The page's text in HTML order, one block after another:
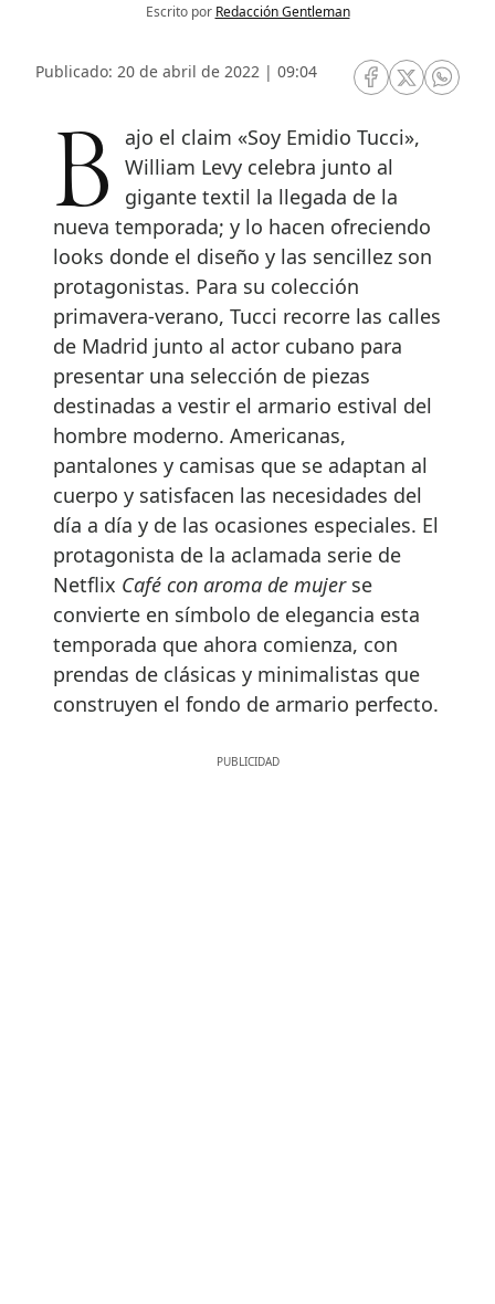
Escrito por Redacción Gentleman
Publicado: 20 de abril de 2022 | 09:04
RRSS Facebook
RRSSRRSS
Bajo el claim «Soy Emidio Tucci»,
William Levy celebra junto al
gigante textil la llegada de la
nueva temporada; y lo hacen ofreciendo
looks donde el diseño y las sencillez son
protagonistas. Para su colección
primavera-verano, Tucci recorre las calles
de Madrid junto al actor cubano para
presentar una selección de piezas
destinadas a vestir el armario estival del
hombre moderno. Americanas,
pantalones y camisas que se adaptan al
cuerpo y satisfacen las necesidades del
día a día y de las ocasiones especiales. El
protagonista de la aclamada serie de
Netflix Café con aroma de mujerse
convierte en símbolo de elegancia esta
temporada que ahora comienza, con
prendas de clásicas y minimalistas que
construyen el fondo de armario perfecto.